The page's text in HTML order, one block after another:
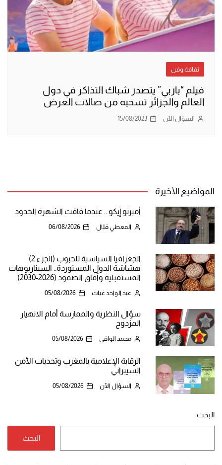
ثقافة وفن
فيلم “باربي” يتصدر شباك التذاكر في دول
العالم والجزائر تسحبه من صالات العرض
السؤال الآن 15/08/2023
المواضيع الأخيرة
أمبرتو إيكو .. عندما فاقت الشهرة الحدود
المعطي قبّال 06/08/2026
الجغرافيا السياسية للحبوب (الجزء 2)
هشاشة الدول المستوردة.. السيناريوهات
المستقبلية وآفاق الصمود (2026-2030)
عبد الواحد غيات 05/08/2026
سؤال النظرية والممارسة أمام الانهيار
المزدوج
محمد الوافي 05/08/2026
الرقابة الإعلامية بالمغرب وتحديات الأمن
السيبراني
السؤال الآن 05/08/2026
البحث
البحث